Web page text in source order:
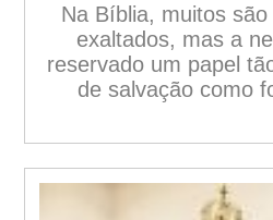
Na Bíblia, muitos
exaltados, mas a
reservado um papel
de salvação como